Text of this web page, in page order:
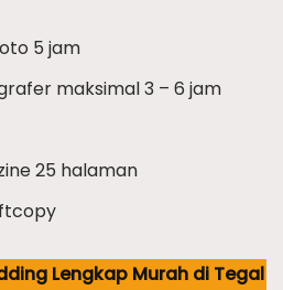
5 jam
maksimal 3 – 6 jam
25 halaman
Lengkap Murah di Tegal